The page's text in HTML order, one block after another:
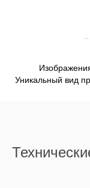
Уникальный вид